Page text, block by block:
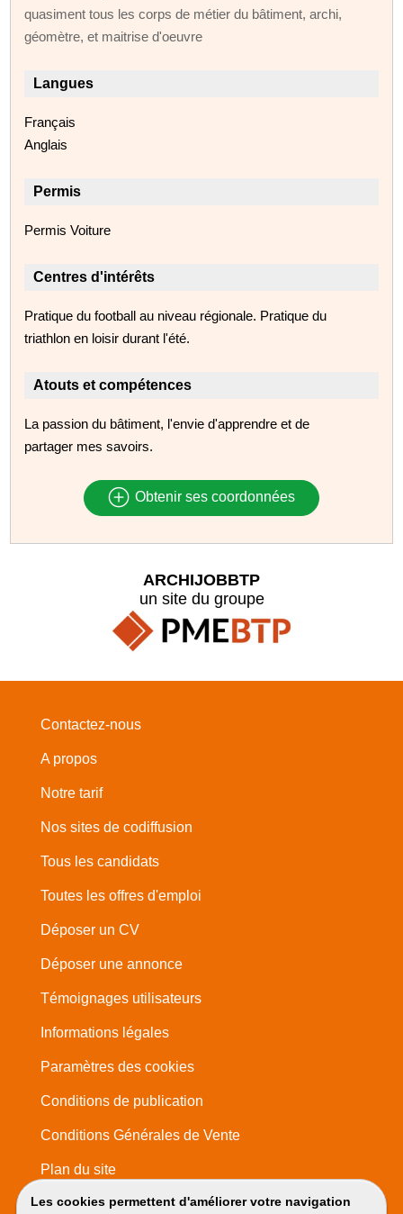
quasiment tous les corps de métier du bâtiment, archi,
géomètre, et maitrise d'oeuvre
Langues
Français
Anglais
Permis
Permis Voiture
Centres d'intérêts
Pratique du football au niveau régionale. Pratique du
triathlon en loisir durant l'été.
Atouts et compétences
La passion du bâtiment, l'envie d'apprendre et de
partager mes savoirs.
Obtenir ses coordonnées
Les cookies permettent d'améliorer votre navigation
ARCHIJOBBTP
un site du groupe
Contactez-nous
A propos
Notre tarif
Nos sites de codiffusion
Tous les candidats
Toutes les offres d'emploi
Déposer un CV
Déposer une annonce
Témoignages utilisateurs
Informations légales
Paramètres des cookies
Conditions de publication
Conditions Générales de Vente
Plan du site